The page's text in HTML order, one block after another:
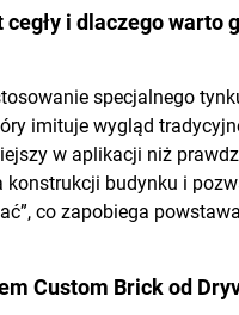
i dlaczego warto
specjalnego
imituje wygląd
w aplikacji niż
konstrukcji budynku i
co zapobiega
Custom Brick od